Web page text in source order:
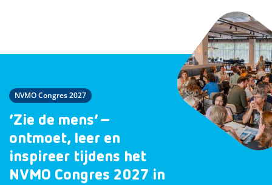
NVMO Congres 2027
‘Zie de mens’ –
ontmoet, leer en
inspireer tijdens het
NVMO Congres 2027 in